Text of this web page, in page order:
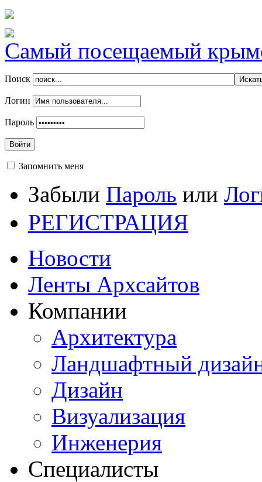
Самый посещаемый
Поиск
Логин
Пароль
Войти
Запомнить меня
Забыли Пароль или
РЕГИСТРАЦИЯ
Новости
Ленты Архсайтов
Компании
Архитектура
Ландшафтный
Дизайн
Визуализация
Инженерия
Специалисты